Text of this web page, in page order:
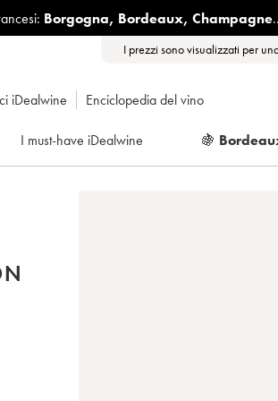
Borgogna, Bordeaux, Champagne
I prezzi sono visualizzati per
iDealwine Enciclopedia del vino
I must-have iDealwine 🍇